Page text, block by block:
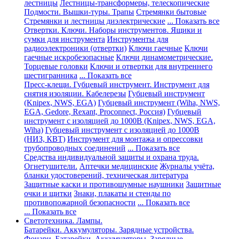
лестницы Лестницы-трансформеры, телескопические
Подмости. Вышки-туры. Трапы Стремянки бытовые
Стремянки и лестницы диэлектрические ... Показать все
Отвертки. Ключи. Наборы инструментов. Ящики и
сумки для инструмента Инструменты для
радиоэлектроники (отвертки) Ключи гаечные Ключи
гаечные искробезопасные Ключи динамометрические.
Торцевые головки Ключи и отвертки для внутреннего
шестигранника ... Показать все
Пресс-клещи. Губцевый инструмент. Инструмент для
снятия изоляции. Кабелерезы Губцевый инструмент
(Knipex, NWS, EGA) Губцевый инструмент (Wiha, NWS,
EGA, Gedore, Rexant, Proconnect, Россия) Губцевый
инструмент с изоляцией до 1000В (Knipex, NWS, EGA,
Wiha) Губцевый инструмент с изоляцией до 1000В
(НИЗ, КВТ) Инструмент для монтажа и опрессовки
трубопроводных соединений ... Показать все
Средства индивидуальной защиты и охрана труда.
Огнетушители. Аптечки медицинские Журналы учёта,
бланки удостоверений, техническая литература
Защитные каски и противошумные наушники Защитные
очки и щитки Знаки, плакаты и стенды по
противопожарной безопасности ... Показать все
... Показать все
Светотехника. Лампы.
Батарейки. Аккумуляторы. Зарядные устройства.